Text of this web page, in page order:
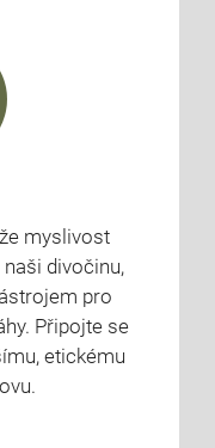
myslivost
divočinu,
pro
Připojte se
etickému